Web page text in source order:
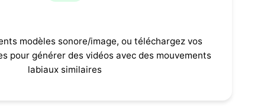
modèles sonore/image, ou téléchargez vos
pour générer des vidéos avec des mouvements
labiaux similaires